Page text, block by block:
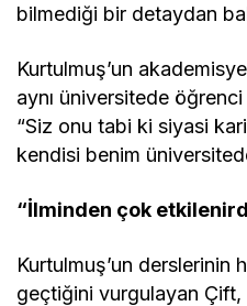
bilmediği bir detaydan
Kurtulmuş’un
aynı üniversitede
“Siz onu tabi ki siyasi
kendisi benim
“İlminden çok
Kurtulmuş’un derslerinin
geçtiğini vurgulayan